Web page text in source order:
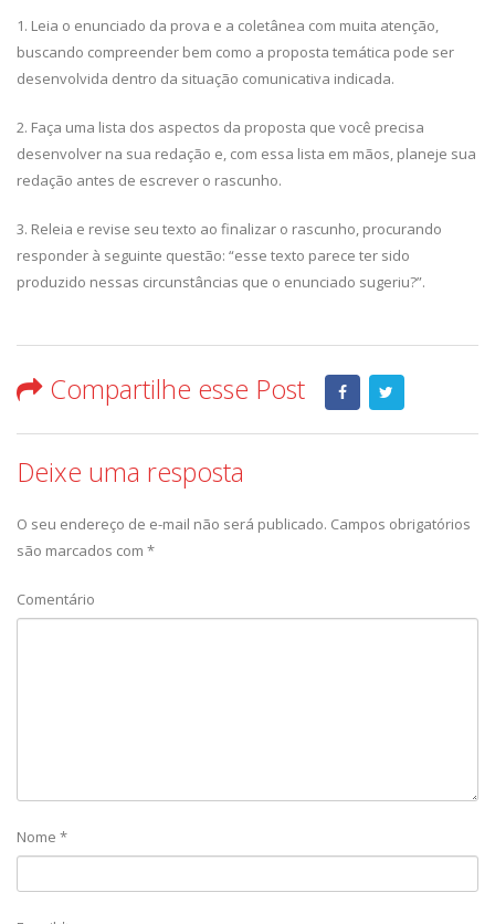
1. Leia o enunciado da prova e a coletânea com muita atenção,
buscando compreender bem como a proposta temática pode ser
desenvolvida dentro da situação comunicativa indicada.
2. Faça uma lista dos aspectos da proposta que você precisa
desenvolver na sua redação e, com essa lista em mãos, planeje sua
redação antes de escrever o rascunho.
3. Releia e revise seu texto ao finalizar o rascunho, procurando
responder à seguinte questão: “esse texto parece ter sido
produzido nessas circunstâncias que o enunciado sugeriu?”.
Compartilhe esse Post
Deixe uma resposta
O seu endereço de e-mail não será publicado. Campos obrigatórios
são marcados com *
Comentário
Nome *